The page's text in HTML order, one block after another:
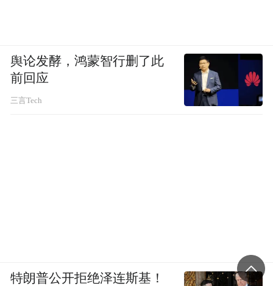
舆论发酵，鸿蒙智行删了此
前回应
三言Tech
特朗普公开拒绝泽连斯基！